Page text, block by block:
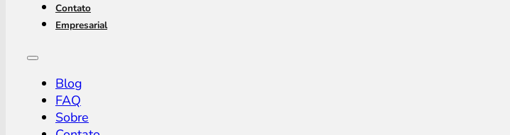
Contato
Empresarial
Blog
FAQ
Sobre